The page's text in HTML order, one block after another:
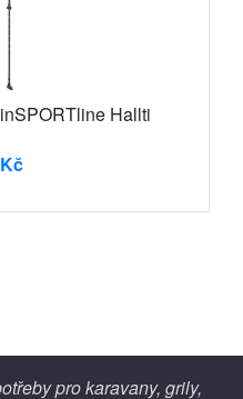
Hallti
pro karavany, grily,